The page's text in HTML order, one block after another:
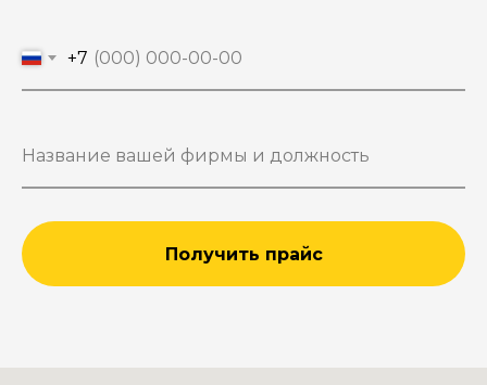
+7
Получить прайс